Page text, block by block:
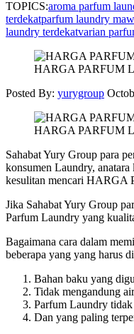
TOPICS:aroma parfum
terdekatparfum laundry
laundry terdekatvarian
HARGA PARFUM
Posted By: yurygroup
HARGA PARFUM
Sahabat Yury Group para
konsumen Laundry,
kesulitan mencari
Jika Sahabat Yury Group
Parfum Laundry yang
Bagaimana cara dalam
beberapa yang yang harus
Bahan baku yang
Tidak mengandung
Parfum Laundry tidak
Dan yang paling